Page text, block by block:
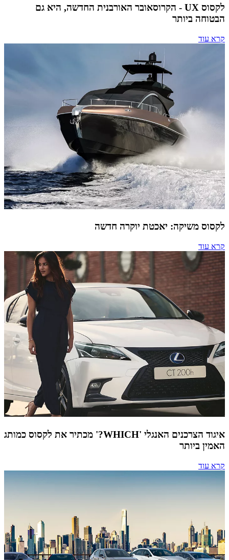
לקסוס UX - הקרוסאובר האורבנית החדשה, היא גם
הבטוחה ביותר
קרא עוד
לקסוס משיקה: יאכטת יוקרה חדשה
קרא עוד
איגוד הצרכנים האנגלי 'WHICH?' מכתיר את לקסוס כמותג
האמין ביותר
קרא עוד